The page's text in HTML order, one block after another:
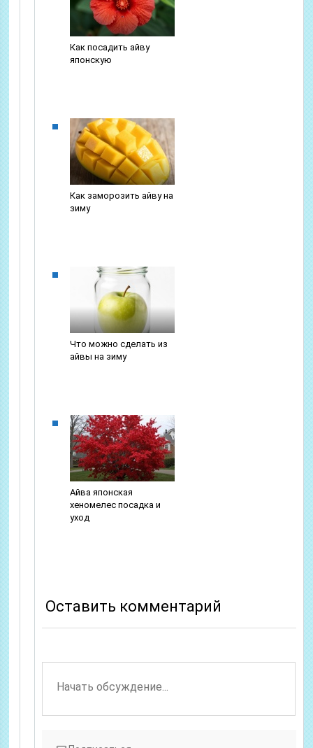
Как посадить айву
японскую
Как заморозить айву на
зиму
Что можно сделать из
айвы на зиму
Айва японская
хеномелес посадка и
уход
Оставить комментарий